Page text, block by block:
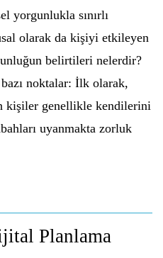
yorgunlukla sınırlı
olarak da kişiyi etkileyen
belirtileri nelerdir?
noktalar: İlk olarak,
kişiler genellikle kendilerini
uyanmakta zorluk
Planlama